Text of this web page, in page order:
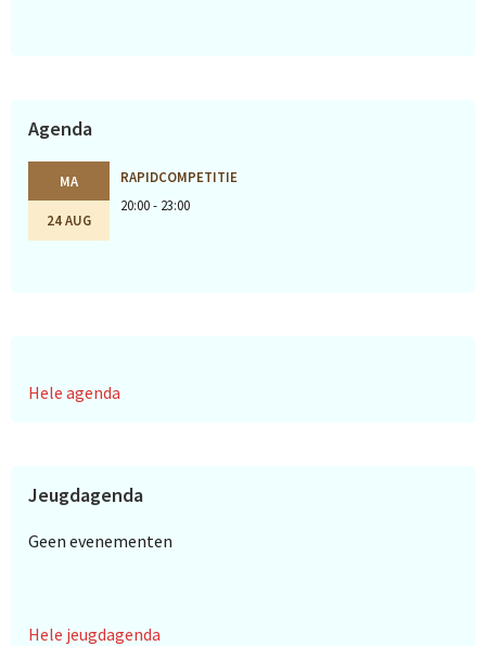
Agenda
MA
24 AUG
RAPIDCOMPETITIE
20:00 - 23:00
Hele agenda
Jeugdagenda
Geen evenementen
Hele jeugdagenda